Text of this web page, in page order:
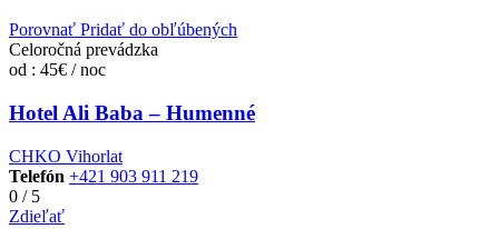
Porovnať Pridať do obľúbených
Celoročná prevádzka
od : 45€ / noc
Hotel Ali Baba – Humenné
CHKO Vihorlat
Telefón +421 903 911 219
0 /5
Zdieľať